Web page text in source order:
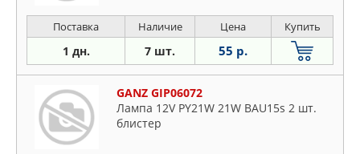
Поставка Наличие Цена Купить
1 дн. 7 шт. 55 р.
GANZ GIP06072
Лампа 12V PY21W 21W BAU15s 2 шт.
блистер